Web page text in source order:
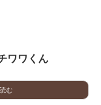
ワワくん
む